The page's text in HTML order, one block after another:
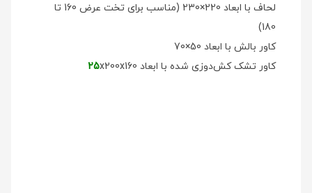
لحاف با ابعاد 220×230 (مناسب برای تخت عرض 160 تا
180)
کاور بالش با ابعاد 50×70
کاور تشک کش‌دوزی شده با ابعاد
25x200x160